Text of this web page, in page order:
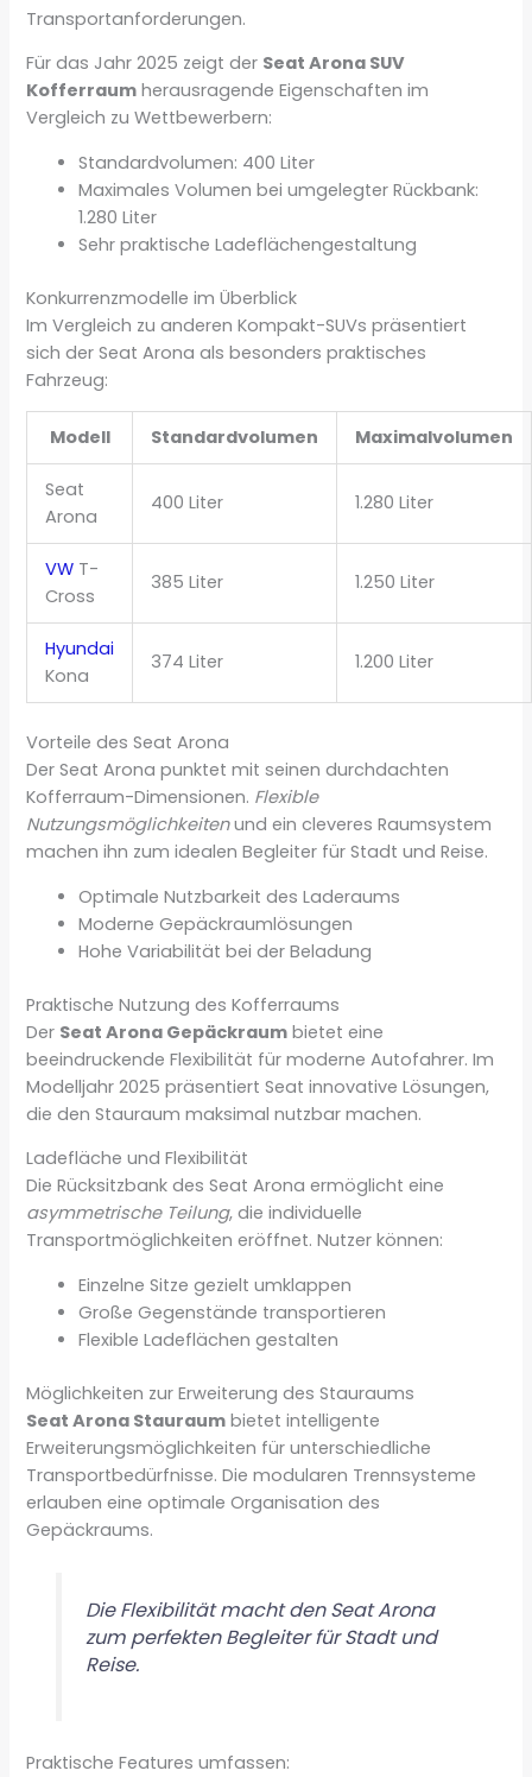
Transportanforderungen.
Für das Jahr 2025 zeigt der Seat Arona SUV
Kofferraum herausragende Eigenschaften im
Vergleich zu Wettbewerbern:
Standardvolumen: 400 Liter
Maximales Volumen bei umgelegter Rückbank:
1.280 Liter
Sehr praktische Ladeflächengestaltung
Konkurrenzmodelle im Überblick
Im Vergleich zu anderen Kompakt-SUVs präsentiert
sich der Seat Arona als besonders praktisches
Fahrzeug:
Modell Standardvolumen Maximalvolumen
Seat
Arona
400 Liter 1.280 Liter
VW T-
Cross
385 Liter 1.250 Liter
Hyundai
Kona
374 Liter 1.200 Liter
Vorteile des Seat Arona
Der Seat Arona punktet mit seinen durchdachten
Kofferraum-Dimensionen. Flexible
Nutzungsmöglichkeitenund ein cleveres Raumsystem
machen ihn zum idealen Begleiter für Stadt und Reise.
Optimale Nutzbarkeit des Laderaums
Moderne Gepäckraumlösungen
Hohe Variabilität bei der Beladung
Praktische Nutzung des Kofferraums
Der Seat Arona Gepäckraum bietet eine
beeindruckende Flexibilität für moderne Autofahrer. Im
Modelljahr 2025 präsentiert Seat innovative Lösungen,
die den Stauraum maksimal nutzbar machen.
Ladefläche und Flexibilität
Die Rücksitzbank des Seat Arona ermöglicht eine
asymmetrische Teilung, die individuelle
Transportmöglichkeiten eröffnet. Nutzer können:
Einzelne Sitze gezielt umklappen
Große Gegenstände transportieren
Flexible Ladeflächen gestalten
Möglichkeiten zur Erweiterung des Stauraums
Seat Arona Stauraum bietet intelligente
Erweiterungsmöglichkeiten für unterschiedliche
Transportbedürfnisse. Die modularen Trennsysteme
erlauben eine optimale Organisation des
Gepäckraums.
Die Flexibilität macht den Seat Arona
zum perfekten Begleiter für Stadt und
Reise.
Praktische Features umfassen: